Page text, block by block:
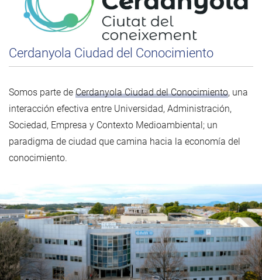
Cerdanyola Ciudad del Conocimiento
Somos parte de Cerdanyola Ciudad del Conocimiento, una
interacción efectiva entre Universidad, Administración,
Sociedad, Empresa y Contexto Medioambiental; un
paradigma de ciudad que camina hacia la economía del
conocimiento.